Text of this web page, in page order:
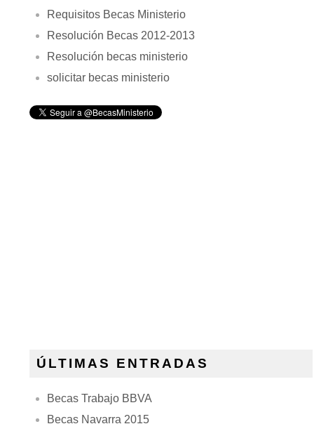
Requisitos Becas Ministerio
Resolución Becas 2012-2013
Resolución becas ministerio
solicitar becas ministerio
ÚLTIMAS ENTRADAS
Becas Trabajo BBVA
Becas Navarra 2015